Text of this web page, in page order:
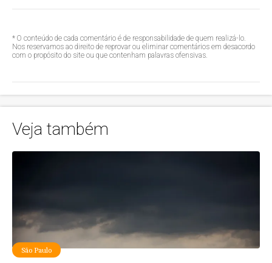
* O conteúdo de cada comentário é de responsabilidade de quem realizá-lo.
Nos reservamos ao direito de reprovar ou eliminar comentários em desacordo
com o propósito do site ou que contenham palavras ofensivas.
Veja também
São Paulo